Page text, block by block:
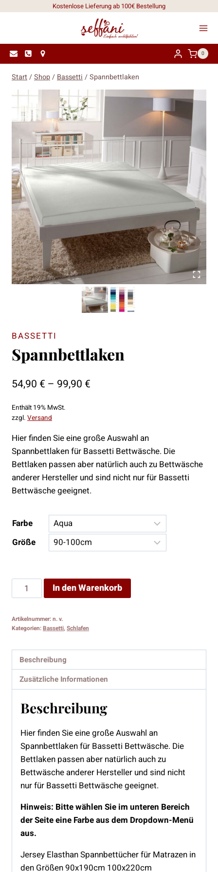
Kostenlose Lieferung ab 100€ Bestellung
0
Start/Shop/ Bassetti /Spannbettlaken
BASSETTI
Spannbettlaken
54,90 € – 99,90 €
99,90 €
Enthält 19% MwSt.
zzgl. Versand
Hier finden Sie eine große Auswahl an
Spannbettlaken für Bassetti Bettwäsche. Die
Bettlaken passen aber natürlich auch zu Bettwäsche
anderer Hersteller und sind nicht nur für Bassetti
Bettwäsche geeignet.
Farbe
Größe
Spannbettlaken
Menge
In den Warenkorb
Artikelnummer:n. v.
Kategorien:Bassetti,Schlafen
Beschreibung
Zusätzliche Informationen
Beschreibung
Hier finden Sie eine große Auswahl an
Spannbettlaken für Bassetti Bettwäsche. Die
Bettlaken passen aber natürlich auch zu
Bettwäsche anderer Hersteller und sind nicht
nur für Bassetti Bettwäsche geeignet.
Hinweis: Bitte wählen Sie im unteren Bereich
der Seite eine Farbe aus dem Dropdown-Menü
aus.
Jersey Elasthan Spannbettücher für Matrazen in
den Größen 90x190cm 100x220cm